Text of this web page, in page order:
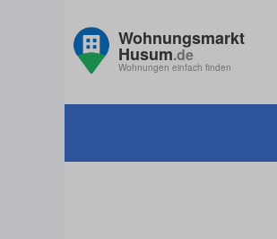
Wohnungsmarkt
Husum.de
Wohnungen einfach finden